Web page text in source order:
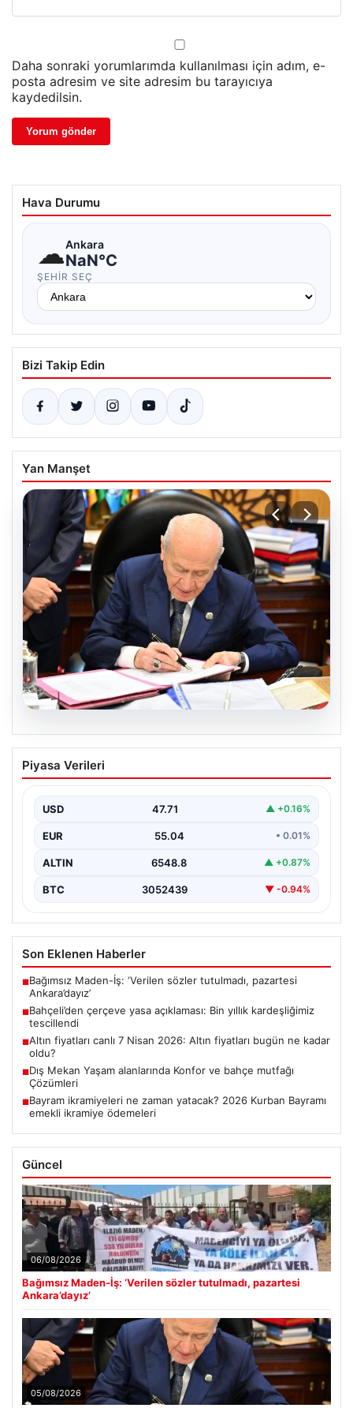
Daha sonraki yorumlarımda kullanılması için adım, e-
posta adresim ve site adresim bu tarayıcıya
kaydedilsin.
Hava Durumu
☁Ankara
NaN°C
ŞEHIR SEÇ
Bizi Takip Edin
Yan Manşet
Bahçeli’den çerçeve yasa açıklaması:
Bin yıllık kardeşliğimiz tescillendi
Piyasa Verileri
USD 47.71 ▲ +0.16%
EUR 55.04 • 0.01%
ALTIN 6548.8 ▲ +0.87%
BTC 3052439 ▼ -0.94%
Son Eklenen Haberler
■Bağımsız Maden-İş: ‘Verilen sözler tutulmadı, pazartesi
Ankara’dayız’
■Bahçeli’den çerçeve yasa açıklaması: Bin yıllık kardeşliğimiz
tescillendi
■Altın fiyatları canlı 7 Nisan 2026: Altın fiyatları bugün ne kadar
oldu?
■Dış Mekan Yaşam alanlarında Konfor ve bahçe mutfağı
Çözümleri
■Bayram ikramiyeleri ne zaman yatacak? 2026 Kurban Bayramı
emekli ikramiye ödemeleri
Güncel
06/08/2026
Bağımsız Maden-İş: ‘Verilen sözler tutulmadı, pazartesi
Ankara’dayız’
05/08/2026